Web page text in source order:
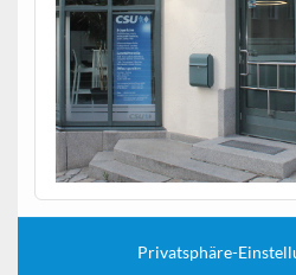
Privatsphäre-